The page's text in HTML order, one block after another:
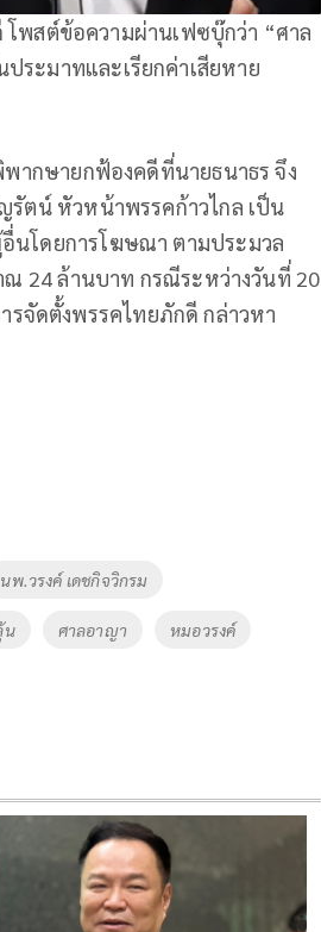
โพสต์ข้อความผ่านเฟซบุ๊กว่า “ศาล
ระมาทและเรียกค่าเสียหาย
ากษายกฟ้องคดีที่นายธนาธร จึง
รัตน์ หัวหน้าพรรคก้าวไกล เป็น
นโดยการโฆษณา ตามประมวล
ณ 24 ล้านบาท กรณีระหว่างวันที่ 20
รจัดตั้งพรรคไทยภักดี กล่าวหา
นพ.วรงค์ เดชกิจวิกรม
น ศาลอาญา หมอวรงค์